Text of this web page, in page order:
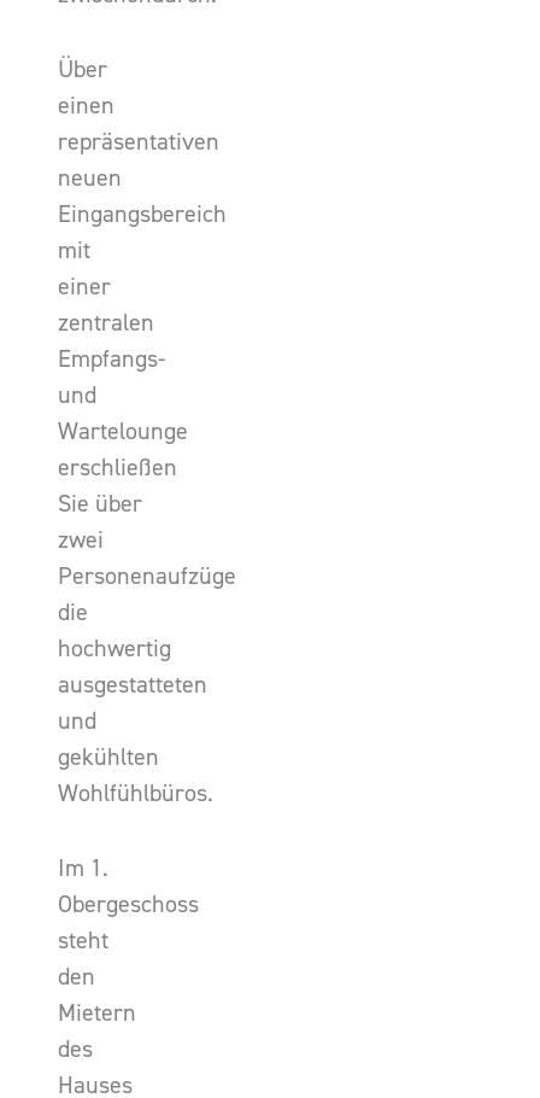
Über
einen
repräsentativen
neuen
Eingangsbereich
mit
einer
zentralen
Empfangs-
und
Wartelounge
erschließen
Sie über
zwei
Personenaufzüge
die
hochwertig
ausgestatteten
und
gekühlten
Wohlfühlbüros.
Im 1.
Obergeschoss
steht
den
Mietern
des
Hauses